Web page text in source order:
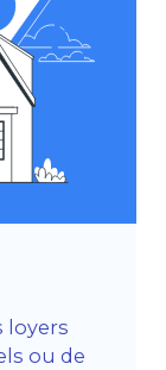
loyers
ou de